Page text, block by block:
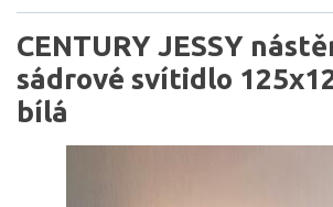
CENTURY JESSY
sádrové svítidlo
bílá